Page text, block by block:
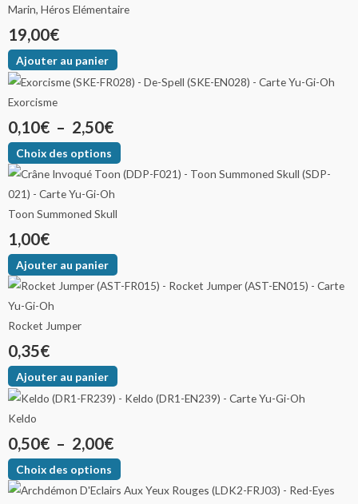
Marin, Héros Elémentaire
19,00€
Ajouter au panier
Exorcisme
0,10€ – 2,50€
Choix des options
Toon Summoned Skull
1,00€
Ajouter au panier
Rocket Jumper
0,35€
Ajouter au panier
Keldo
0,50€ – 2,00€
Choix des options